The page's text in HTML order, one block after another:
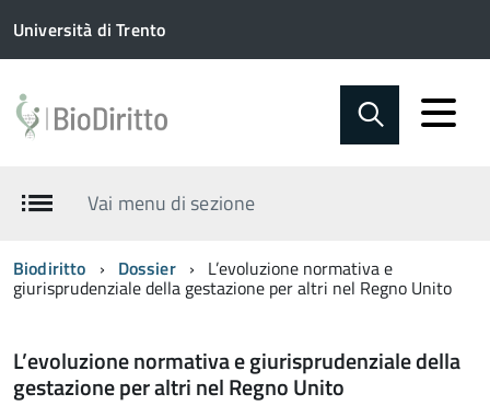
Università di Trento
Vai menu di sezione
Biodiritto Dossier L’evoluzione normativa e
giurisprudenziale della gestazione per altri nel Regno Unito
L’evoluzione normativa e giurisprudenziale della
gestazione per altri nel Regno Unito